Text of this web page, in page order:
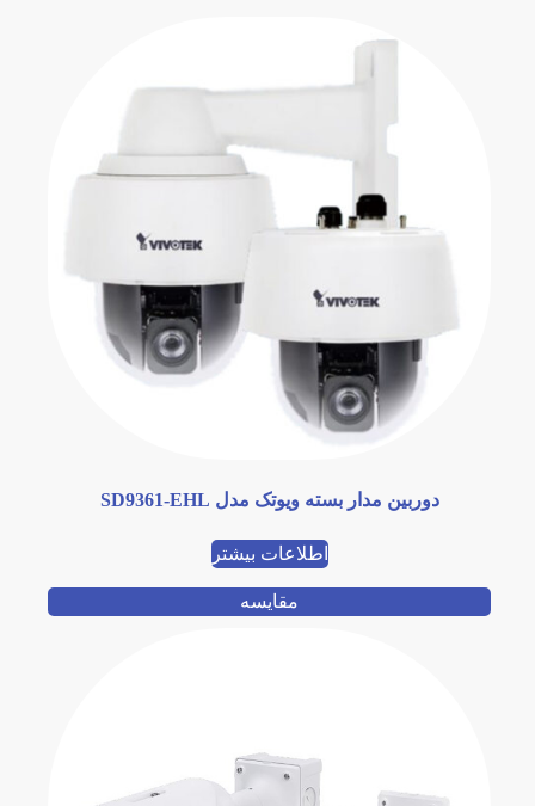
دوربین مدار بسته ویوتک مدل SD9361-EHL
اطلاعات بیشتر
مقایسه